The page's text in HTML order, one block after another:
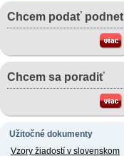
Chcem podať podnet
Chcem sa poradiť
Užitočné dokumenty
Vzory žiadostí v slovenskom